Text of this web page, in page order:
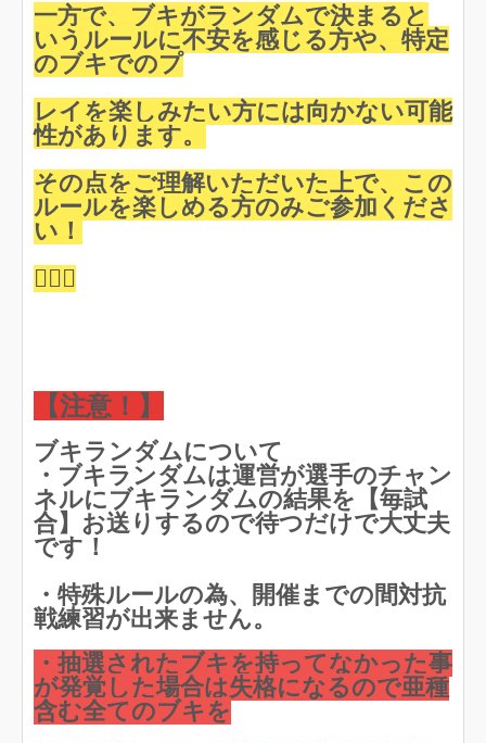
一方で、ブキがランダムで決まると
いうルールに不安を感じる方や、特定
のブキでのプ
レイを楽しみたい方には向かない可能
性があります。
その点をご理解いただいた上で、この
ルールを楽しめる方のみご参加くださ
い！
🙇‍♂️✨
【注意！】
ブキランダムについて
・ブキランダムは運営が選手のチャン
ネルにブキランダムの結果を【毎試
合】お送りするので待つだけで大丈夫
です！
・特殊ルールの為、開催までの間対抗
戦練習が出来ません。
・抽選されたブキを持ってなかった事
が発覚した場合は失格になるので亜種
含む全てのブキを